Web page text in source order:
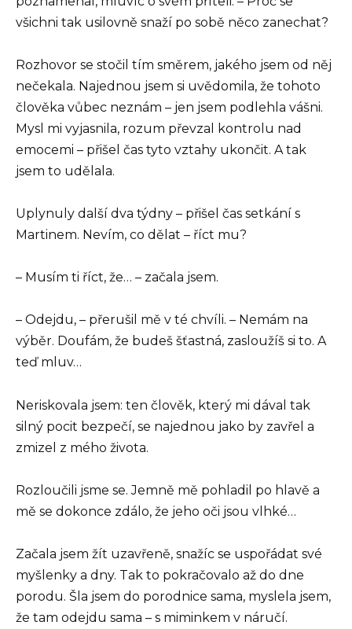
všichni tak usilovně snaží po sobě něco zanechat?
Rozhovor se stočil tím směrem, jakého jsem od něj
nečekala. Najednou jsem si uvědomila, že tohoto
člověka vůbec neznám – jen jsem podlehla vášni.
Mysl mi vyjasnila, rozum převzal kontrolu nad
emocemi – přišel čas tyto vztahy ukončit. A tak
jsem to udělala.
Uplynuly další dva týdny – přišel čas setkání s
Martinem. Nevím, co dělat – říct mu?
– Musím ti říct, že… – začala jsem.
– Odejdu, – přerušil mě v té chvíli. – Nemám na
výběr. Doufám, že budeš šťastná, zasloužíš si to. A
teď mluv…
Neriskovala jsem: ten člověk, který mi dával tak
silný pocit bezpečí, se najednou jako by zavřel a
zmizel z mého života.
Rozloučili jsme se. Jemně mě pohladil po hlavě a
mě se dokonce zdálo, že jeho oči jsou vlhké…
Začala jsem žít uzavřeně, snažíc se uspořádat své
myšlenky a dny. Tak to pokračovalo až do dne
porodu. Šla jsem do porodnice sama, myslela jsem,
že tam odejdu sama – s miminkem v náručí.